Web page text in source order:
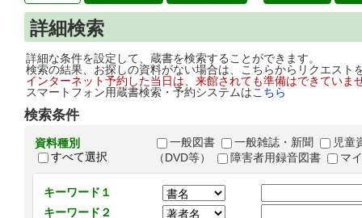
詳細検索
詳細な条件を設定して、蔵書を検索することができます。
検索の結果、お探しの資料がない場合は、こちらからリクエス
インターネット予約した当日は、来館されても準備はできてい
スマートフォン用蔵書検索・予約システムはこちら
検索条件
資料種別
すべて選択
一般図書 一般雑誌・新聞
児童
（DVD等）
障害者用録音図書 マ
キーワード１
キーワード２